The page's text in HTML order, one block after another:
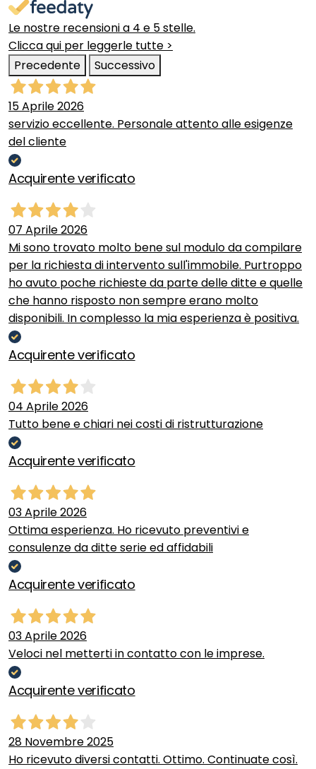
Le nostre recensioni a 4 e 5 stelle.
Clicca qui per leggerle tutte >
Precedente
Successivo
15 Aprile 2026
servizio eccellente. Personale attento alle esigenze
del cliente
Acquirente verificato
07 Aprile 2026
Mi sono trovato molto bene sul modulo da compilare
per la richiesta di intervento sull'immobile. Purtroppo
ho avuto poche richieste da parte delle ditte e quelle
che hanno risposto non sempre erano molto
disponibili. In complesso la mia esperienza è positiva.
Acquirente verificato
04 Aprile 2026
Tutto bene e chiari nei costi di ristrutturazione
Acquirente verificato
03 Aprile 2026
Ottima esperienza. Ho ricevuto preventivi e
consulenze da ditte serie ed affidabili
Acquirente verificato
03 Aprile 2026
Veloci nel metterti in contatto con le imprese.
Acquirente verificato
28 Novembre 2025
Ho ricevuto diversi contatti. Ottimo. Continuate così.